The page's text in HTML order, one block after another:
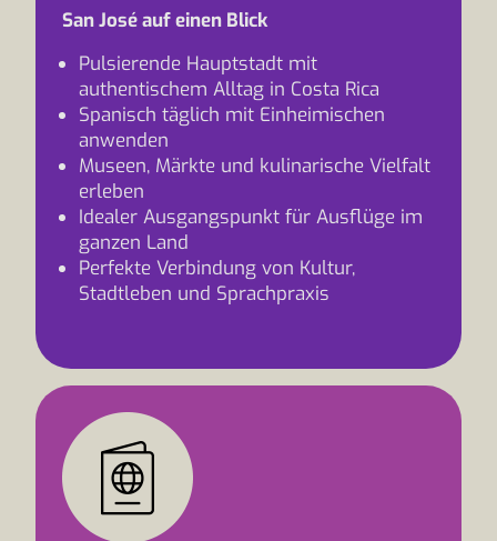
San José auf einen Blick
Pulsierende Hauptstadt mit
authentischem Alltag in Costa Rica
Spanisch täglich mit Einheimischen
anwenden
Museen, Märkte und kulinarische Vielfalt
erleben
Idealer Ausgangspunkt für Ausflüge im
ganzen Land
Perfekte Verbindung von Kultur,
Stadtleben und Sprachpraxis